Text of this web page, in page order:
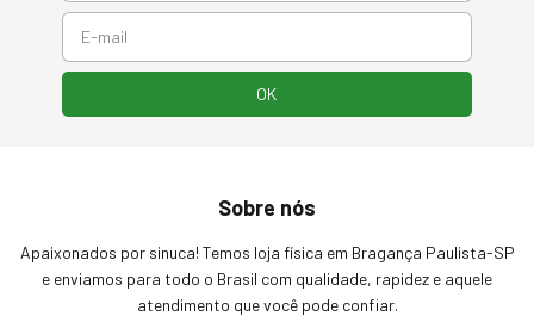
Sobre nós
Apaixonados por sinuca! Temos loja física em Bragança Paulista-SP
e enviamos para todo o Brasil com qualidade, rapidez e aquele
atendimento que você pode confiar.